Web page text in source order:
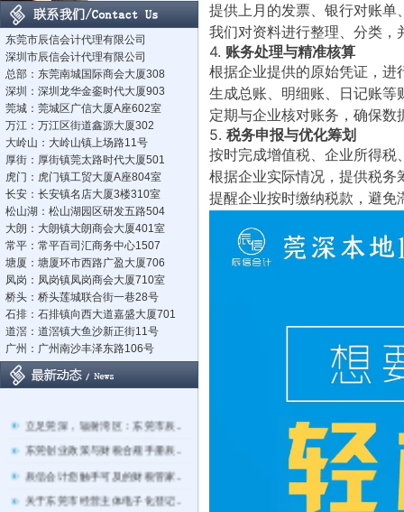
东莞市辰信会计代理有限公司
深圳市辰信会计代理有限公司
总部：东莞南城国际商会大厦308
深圳：深圳龙华金銮时代大厦903
莞城：莞城区广信大厦A座602室
万江：万江区街道鑫源大厦302
大岭山：大岭山镇上场路11号
厚街：厚街镇莞太路时代大厦501
虎门：虎门镇工贸大厦A座804室
长安：长安镇名店大厦3楼310室
松山湖：松山湖园区研发五路504
大朗：大朗镇大朗商会大厦401室
常平：常平百司汇商务中心1507
塘厦：塘厦环市西路广盈大厦706
凤岗：凤岗镇凤岗商会大厦710室
桥头：桥头莲城联合街一巷28号
石排：石排镇向西大道嘉盛大厦701
道滘：道滘镇大鱼沙新正街11号
广州：广州南沙丰泽东路106号
立足莞深，辐射湾区：东莞市辰..
东莞创业政策与财税合规手册辰..
辰信会计您触手可及的财税管家..
关于东莞市经营主体电子化登记..
提供上月的发票、银行对账单
我们对资料进行整理、分类，
4. 账务处理与精准核算
根据企业提供的原始凭证，进
生成总账、明细账、日记账
定期与企业核对账务，确保数
5. 税务申报与优化筹划
按时完成增值税、企业所得
根据企业实际情况，提供税
提醒企业按时缴纳税款，避免